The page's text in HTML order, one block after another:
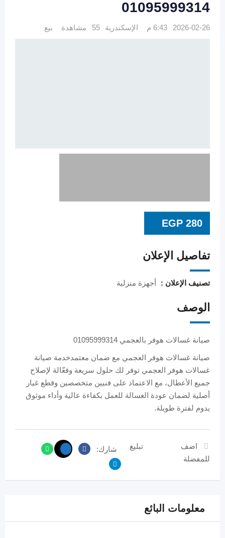
01095999314
2026-02-26 6:43 م الإسكندرية 55 مشاهدة بيع
EGP 280
تفاصيل الإعلان
تصنيف الإعلان : أجهزة منزلية
الوصف
صيانة غسالات هوفر بالعجمي 01095999314
صيانة غسالات هوفر العجمي مع ضمان معتمدخدمة صيانة
غسالات هوفر العجمي توفر لك حلول سريعة وفعّالة لإصلاح
جميع الأعطال، مع الاعتماد على فنيين متخصصين وقطع غيار
أصلية لضمان عودة الغسالة للعمل بكفاءة عالية وأداء موثوق
يدوم لفترة طويلة.
اضف
للمفضلة
تبليغ شارك:
معلومات البائع